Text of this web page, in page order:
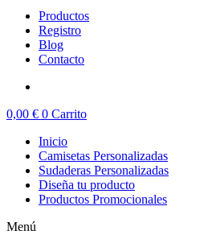
Productos
Registro
Blog
Contacto
0,00 € 0 Carrito
Inicio
Camisetas Personalizadas
Sudaderas Personalizadas
Diseña tu producto
Productos Promocionales
Menú